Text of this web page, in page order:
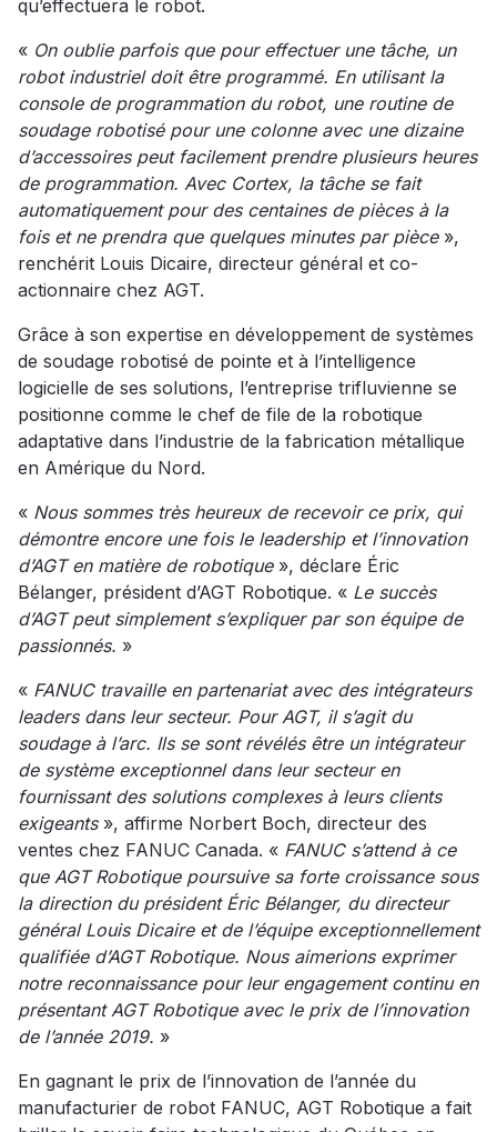
qu’effectuera le robot.
« On oublie parfois que pour effectuer une tâche, un
robot industriel doit être programmé. En utilisant la
console de programmation du robot, une routine de
soudage robotisé pour une colonne avec une dizaine
d’accessoires peut facilement prendre plusieurs heures
de programmation. Avec Cortex, la tâche se fait
automatiquement pour des centaines de pièces à la
fois et ne prendra que quelques minutes par pièce»,
renchérit Louis Dicaire, directeur général et co-
actionnaire chez AGT.
Grâce à son expertise en développement de systèmes
de soudage robotisé de pointe et à l’intelligence
logicielle de ses solutions, l’entreprise trifluvienne se
positionne comme le chef de file de la robotique
adaptative dans l’industrie de la fabrication métallique
en Amérique du Nord.
« Nous sommes très heureux de recevoir ce prix, qui
démontre encore une fois le leadership et l’innovation
d’AGT en matière de robotique», déclare Éric
Bélanger, président d’AGT Robotique. « Le succès
d’AGT peut simplement s’expliquer par son équipe de
passionnés. »
« FANUC travaille en partenariat avec des intégrateurs
leaders dans leur secteur. Pour AGT, il s’agit du
soudage à l’arc. Ils se sont révélés être un intégrateur
de système exceptionnel dans leur secteur en
fournissant des solutions complexes à leurs clients
exigeants», affirme Norbert Boch, directeur des
ventes chez FANUC Canada. « FANUC s’attend à ce
que AGT Robotique poursuive sa forte croissance sous
la direction du président Éric Bélanger, du directeur
général Louis Dicaire et de l’équipe exceptionnellement
qualifiée d’AGT Robotique. Nous aimerions exprimer
notre reconnaissance pour leur engagement continu en
présentant AGT Robotique avec le prix de l’innovation
de l’année 2019. »
En gagnant le prix de l’innovation de l’année du
manufacturier de robot FANUC, AGT Robotique a fait